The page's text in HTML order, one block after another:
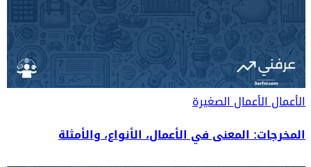
الأعمالالأعمال الصغيرة
المخرجات: المعنى في الأعمال، الأنواع، والأمثلة